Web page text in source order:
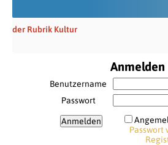
der Rubrik Kultur
Anmelden
Benutzername
Passwort
Passwort